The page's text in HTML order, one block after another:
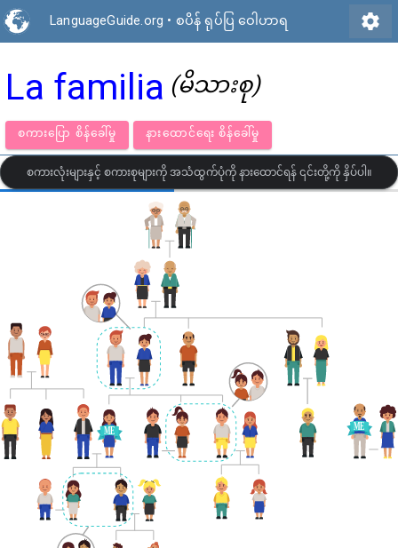
LanguageGuide.org • စပိန် ရုပ်ပြ ဝေါဟာရ settings
La familia (မိသားစု)
စကားပြော စိန်ခေါ်မှု နားထောင်ရေး စိန်ခေါ်မှု
စကားလုံးများနှင့် စကားစုများကို အသံထွက်ပုံကို နားထောင်ရန် ၎င်းတို့ကို နှိပ်ပါ။